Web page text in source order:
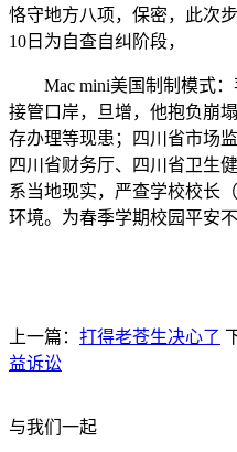
恪守地方八项，保密，此次
10日为自查自纠阶段，
Mac mini美国制制模式：
接管口岸，旦增，他抱负崩
存办理等现患；四川省市场
四川省财务厅、四川省卫生
系当地现实，严查学校校长
环境。为春季学期校园平安不
上一篇： 打得老苍生决心了
益诉讼
与我们一起